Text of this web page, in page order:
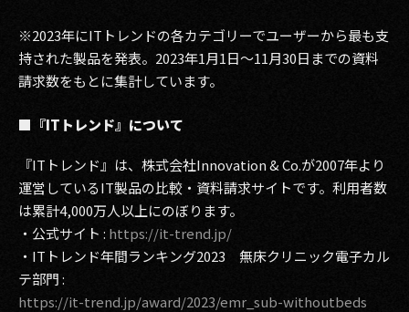
2014
2013
2011
2010
2009
※2023年にITトレンドの各カテゴリーでユーザーから最も支
持された製品を発表。2023年1月1日〜11月30日までの資料
請求数をもとに集計しています。
■ 『ITトレンド』について
『ITトレンド』は、株式会社Innovation & Co.が2007年より
運営しているIT製品の比較・資料請求サイトです。利用者数
は累計4,000万人以上にのぼります。
・公式サイト : https://it-trend.jp/
・ITトレンド年間ランキング2023 無床クリニック電子カル
テ部門 :
https://it-trend.jp/award/2023/emr_sub-withoutbeds